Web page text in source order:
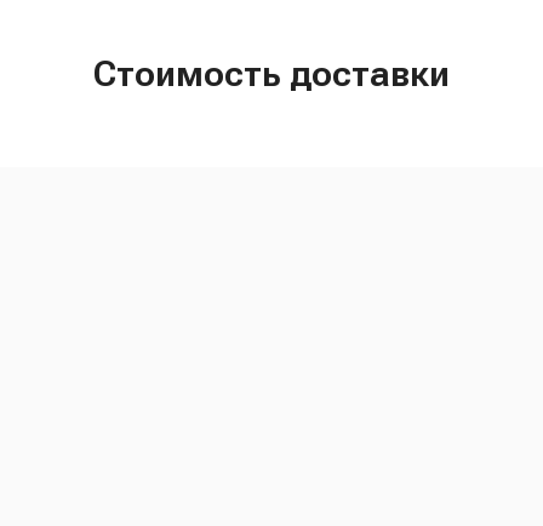
Стоимость доставки